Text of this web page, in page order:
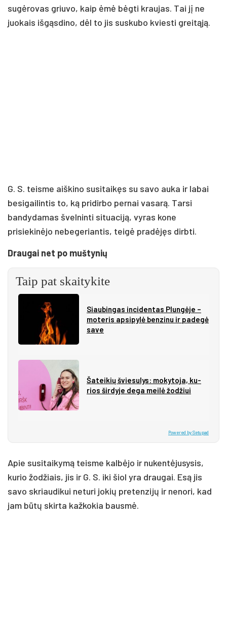
sugėrovas griuvo, kaip ėmė bėgti kraujas. Tai jį ne
juokais išgąsdino, dėl to jis suskubo kviesti greitąją.
G. S. teisme aiškino susitaikęs su savo auka ir labai
besigailintis to, ką pridirbo pernai vasarą. Tarsi
bandydamas švelninti situaciją, vyras kone
prisiekinėjo nebegeriantis, teigė pradėjęs dirbti.
Draugai net po muštynių
Taip pat skaitykite
Siau­bin­gas in­ci­den­tas Plun­gė­je –
mo­te­ris ap­si­py­lė ben­zi­nu ir pa­de­gė
sa­ve
Ša­tei­kių švie­su­lys: mo­ky­to­ja, ku­
rios šir­dy­je de­ga mei­lė žo­džiui
Powered by Setupad
Apie susitaikymą teisme kalbėjo ir nukentėjusysis,
kurio žodžiais, jis ir G. S. iki šiol yra draugai. Esą jis
savo skriaudikui neturi jokių pretenzijų ir nenori, kad
jam būtų skirta kažkokia bausmė.